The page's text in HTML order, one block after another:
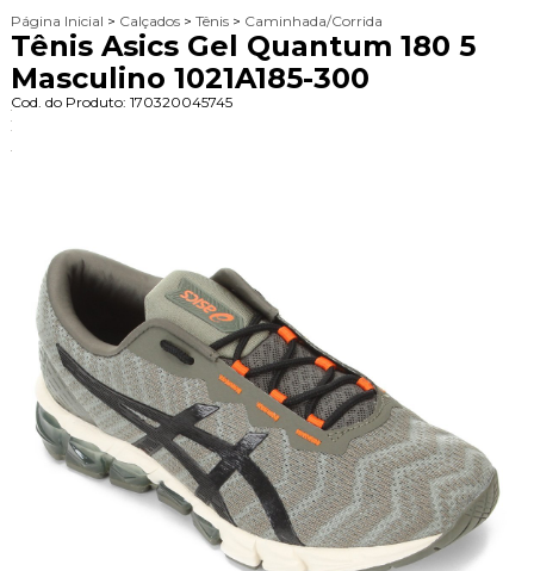
Página Inicial > Calçados > Tênis > Caminhada/Corrida
Tênis Asics Gel Quantum 180 5
Masculino 1021A185-300
Cod. do Produto: 170320045745